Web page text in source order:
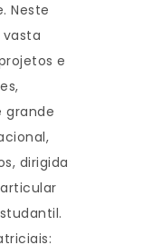
Neste
e
grande
dirigida